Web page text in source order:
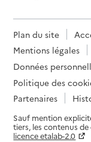
Plan du site
Mentions légales
Données
Politique des
Partenaires
Sauf mention
tiers, les contenus
licence etalab-2.0